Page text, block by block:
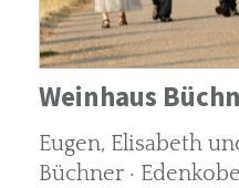
Weinhaus
Eugen, Elisabeth
Büchner ·